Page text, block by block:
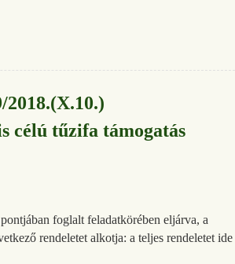
célú tűzifa támogatás
foglalt feladatkörében eljárva, a
rendeletet alkotja: a teljes rendeletet ide